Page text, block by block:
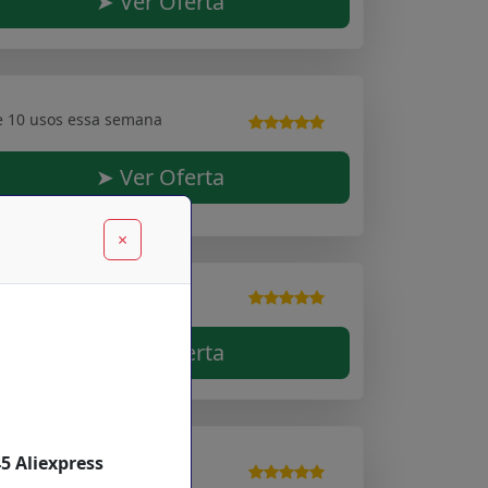
10 usos essa semana
➤ Ver Oferta
➤ Ver Oferta
10 usos essa semana
×
Aliexpress